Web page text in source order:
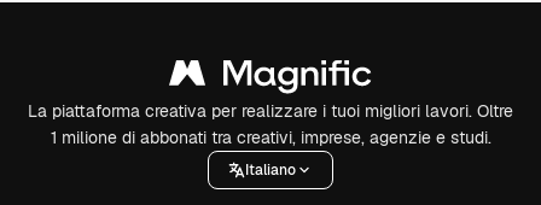
La piattaforma creativa per realizzare i tuoi migliori lavori. Oltre
1 milione di abbonati tra creativi, imprese, agenzie e studi.
Italiano